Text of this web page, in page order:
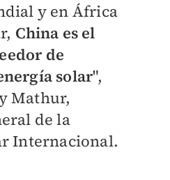
y en África
China es el
de
solar",
Mathur,
de la
Internacional.